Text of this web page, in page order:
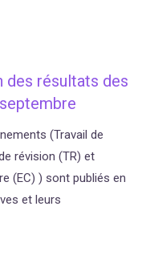
des résultats des
(Travail de
révision (TR) et
(EC) ) sont publiés en
et leurs